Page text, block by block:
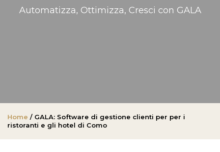
Automatizza, Ottimizza, Cresci con GALA
Home / GALA: Software di gestione clienti per per i
ristoranti e gli hotel di Como